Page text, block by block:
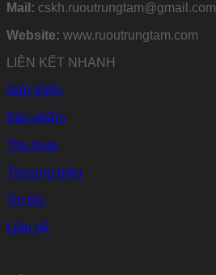
Mail: cskh.ruoutrungtam@gmail.com
Website: www.ruoutrungtam.com
LIÊN KẾT NHANH
Giới thiệu
Sản phẩm
Thu mua
Thương hiệu
Tin tức
Liên hệ